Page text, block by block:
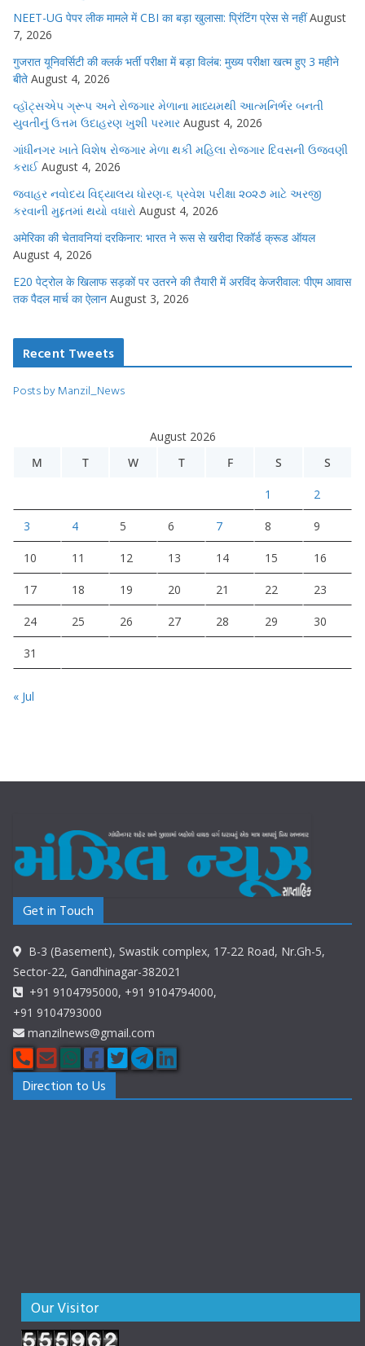
NEET-UG पेपर लीक मामले में CBI का बड़ा खुलासा: प्रिंटिंग प्रेस से नहीं August
7, 2026
गुजरात यूनिवर्सिटी की क्लर्क भर्ती परीक्षा में बड़ा विलंब: मुख्य परीक्षा खत्म हुए 3 महीने
बीते August 4, 2026
વ્હૉટ્સએપ ગ્રૂપ અને રોજગાર મેળાના માધ્યમથી આત્મનિર્ભર બનતી
યુવતીનું ઉત્તમ ઉદાહરણ ખુશી પરમાર August 4, 2026
ગાંધીનગર ખાતે વિશેષ રોજગાર મેળા થકી મહિલા રોજગાર દિવસની ઉજવણી
કરાઈ August 4, 2026
જવાહર નવોદય વિદ્યાલય ધોરણ-૬ પ્રવેશ પરીક્ષા ૨૦૨૭ માટે અરજી
કરવાની મુદ્દતમાં થયો વધારો August 4, 2026
अमेरिका की चेतावनियां दरकिनार: भारत ने रूस से खरीदा रिकॉर्ड क्रूड ऑयल
August 4, 2026
E20 पेट्रोल के खिलाफ सड़कों पर उतरने की तैयारी में अरविंद केजरीवाल: पीएम आवास
तक पैदल मार्च का ऐलान August 3, 2026
Recent Tweets
Posts by Manzil_News
August 2026
M
T W T F S S
1 2
3 4 5 6 7 8 9
10 11 12 13 14 15 16
17 18 19 20 21 22 23
24 25 26 27 28 29 30
31
« Jul
Get in Touch
B-3 (Basement), Swastik complex, 17-22 Road, Nr.Gh-5,
Sector-22, Gandhinagar-382021
+91 9104795000, +91 9104794000,
+91 9104793000
manzilnews@gmail.com
Direction to Us
Our Visitor